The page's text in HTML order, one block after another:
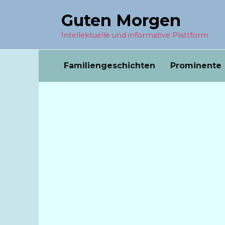
Guten Morgen
Intellektuelle und informative Plattform
Familiengeschichten Prominente